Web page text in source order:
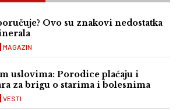
Ovo su znakovi nedostatka
MAGAZIN
uslovima: Porodice plaćaju i
za brigu o starima i bolesnima
VESTI